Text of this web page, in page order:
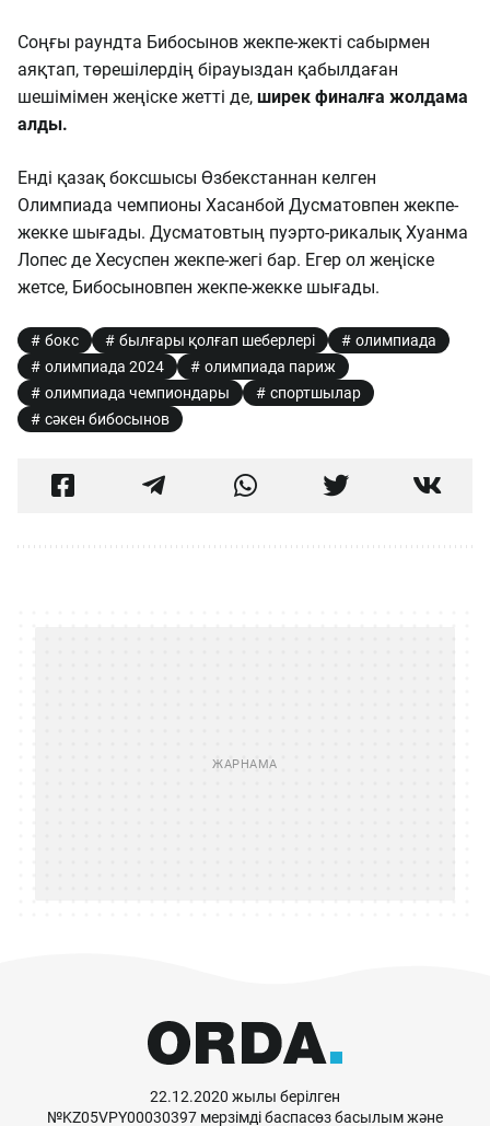
Соңғы раундта Бибосынов жекпе-жекті сабырмен
аяқтап, төрешілердің бірауыздан қабылдаған
шешімімен жеңіске жетті де, ширек финалға жолдама
алды.
Енді қазақ боксшысы Өзбекстаннан келген
Олимпиада чемпионы Хасанбой Дусматовпен жекпе-
жекке шығады. Дусматовтың пуэрто-рикалық Хуанма
Лопес де Хесуспен жекпе-жегі бар. Егер ол жеңіске
жетсе, Бибосыновпен жекпе-жекке шығады.
бокс былғары қолғап шеберлері
олимпиада
олимпиада 2024
олимпиада париж
олимпиада чемпиондары
спортшылар
сәкен бибосынов
22.12.2020 жылы берілген
№KZ05VPY00030397 мерзімді баспасөз басылым және